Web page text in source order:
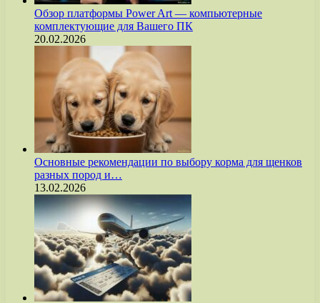
Обзор платформы Power Art — компьютерные
комплектующие для Вашего ПК
20.02.2026
Основные рекомендации по выбору корма для щенков
разных пород и…
13.02.2026